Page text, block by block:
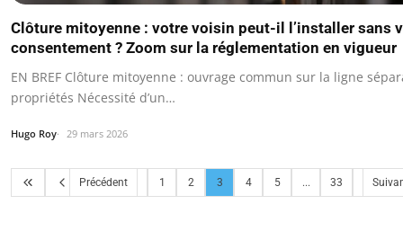
Clôture mitoyenne : votre voisin peut-il l’installer sans
consentement ? Zoom sur la réglementation en vigueur
EN BREF Clôture mitoyenne : ouvrage commun sur la ligne
propriétés Nécessité d’un…
Hugo Roy 29 mars 2026
Précédent 1 2 3 4 5 ... 33